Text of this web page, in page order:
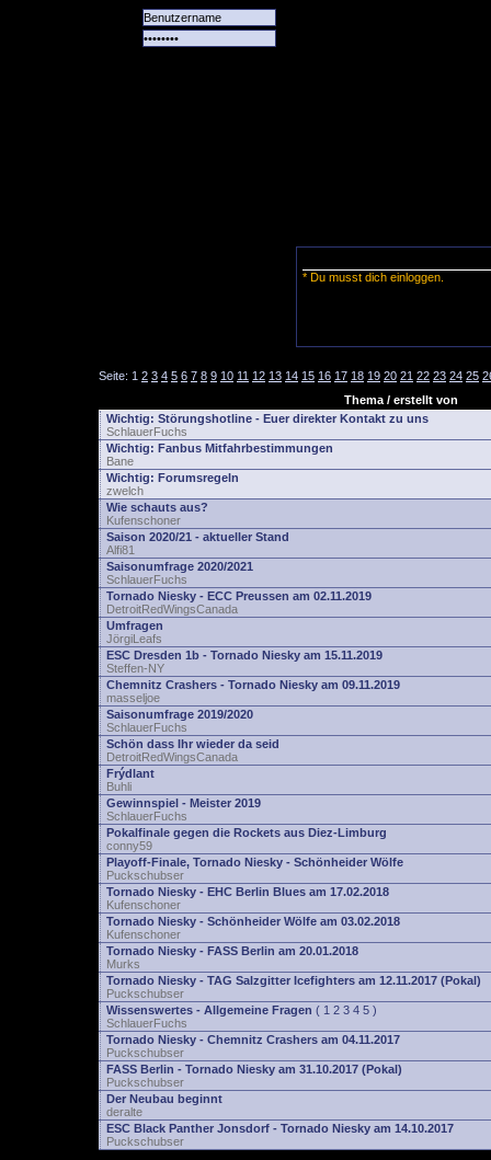
* Du musst dich einloggen.
Seite: 1 2 3 4 5 6 7 8 9 10 11 12 13 14 15 16 17 18 19 20 21 22 23 24 25
Thema / erstellt von
Wichtig: Störungshotline - Euer direkter Kontakt zu uns
SchlauerFuchs
Wichtig: Fanbus Mitfahrbestimmungen
Bane
Wichtig: Forumsregeln
zwelch
Wie schauts aus?
Kufenschoner
Saison 2020/21 - aktueller Stand
Alfi81
Saisonumfrage 2020/2021
SchlauerFuchs
Tornado Niesky - ECC Preussen am 02.11.2019
DetroitRedWingsCanada
Umfragen
JörgiLeafs
ESC Dresden 1b - Tornado Niesky am 15.11.2019
Steffen-NY
Chemnitz Crashers - Tornado Niesky am 09.11.2019
masseljoe
Saisonumfrage 2019/2020
SchlauerFuchs
Schön dass Ihr wieder da seid
DetroitRedWingsCanada
Frýdlant
Buhli
Gewinnspiel - Meister 2019
SchlauerFuchs
Pokalfinale gegen die Rockets aus Diez-Limburg
conny59
Playoff-Finale, Tornado Niesky - Schönheider Wölfe
Puckschubser
Tornado Niesky - EHC Berlin Blues am 17.02.2018
Kufenschoner
Tornado Niesky - Schönheider Wölfe am 03.02.2018
Kufenschoner
Tornado Niesky - FASS Berlin am 20.01.2018
Murks
Tornado Niesky - TAG Salzgitter Icefighters am 12.11.2017 (Pokal)
Puckschubser
Wissenswertes - Allgemeine Fragen ( 1 2 3 4 5 )
SchlauerFuchs
Tornado Niesky - Chemnitz Crashers am 04.11.2017
Puckschubser
FASS Berlin - Tornado Niesky am 31.10.2017 (Pokal)
Puckschubser
Der Neubau beginnt
deralte
ESC Black Panther Jonsdorf - Tornado Niesky am 14.10.2017
Puckschubser